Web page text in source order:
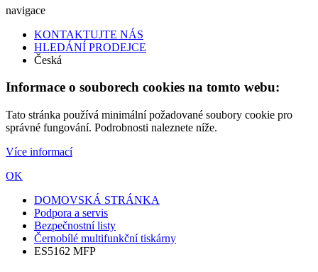
navigace
KONTAKTUJTE NÁS
HLEDÁNÍ PRODEJCE
Česká
Informace o souborech cookies na tomto webu:
Tato stránka používá minimální požadované soubory cookie pro
správné fungování. Podrobnosti naleznete níže.
Více informací
OK
DOMOVSKÁ STRÁNKA
Podpora a servis
Bezpečnostní listy
Černobílé multifunkční tiskárny
ES5162 MFP